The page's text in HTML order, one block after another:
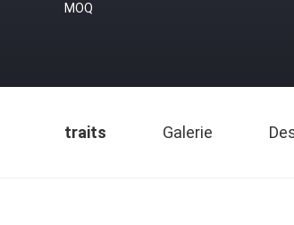
MOQ
traits Galerie